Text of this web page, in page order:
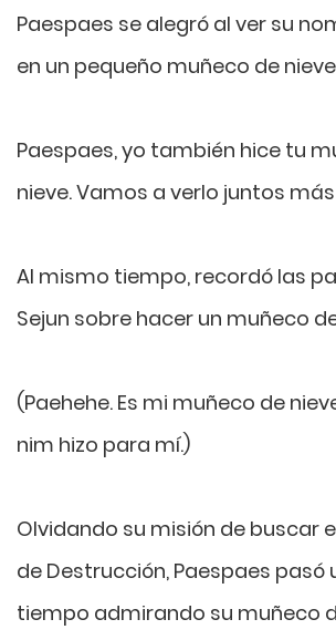
Paespaes se alegró al ver su
en un pequeño muñeco de
Paespaes, yo también hice tu
nieve. Vamos a verlo juntos
Al mismo tiempo, recordó las
Sejun sobre hacer un muñeco
(Paehehe. Es mi muñeco de
nim hizo para mí.)
Olvidando su misión de buscar
de Destrucción, Paespaes pasó
tiempo admirando su muñeco